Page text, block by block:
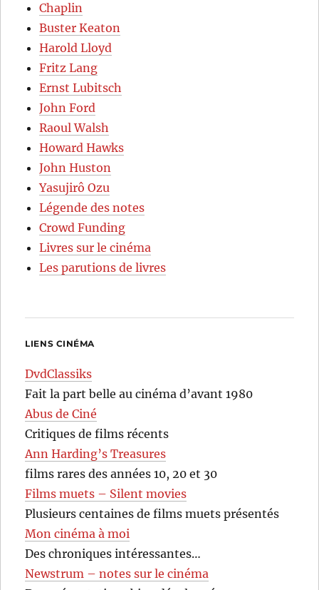
Chaplin
Buster Keaton
Harold Lloyd
Fritz Lang
Ernst Lubitsch
John Ford
Raoul Walsh
Howard Hawks
John Huston
Yasujirô Ozu
Légende des notes
Crowd Funding
Livres sur le cinéma
Les parutions de livres
LIENS CINÉMA
DvdClassiks
Fait la part belle au cinéma d’avant 1980
Abus de Ciné
Critiques de films récents
Ann Harding’s Treasures
films rares des années 10, 20 et 30
Films muets – Silent movies
Plusieurs centaines de films muets présentés
Mon cinéma à moi
Des chroniques intéressantes…
Newstrum – notes sur le cinéma